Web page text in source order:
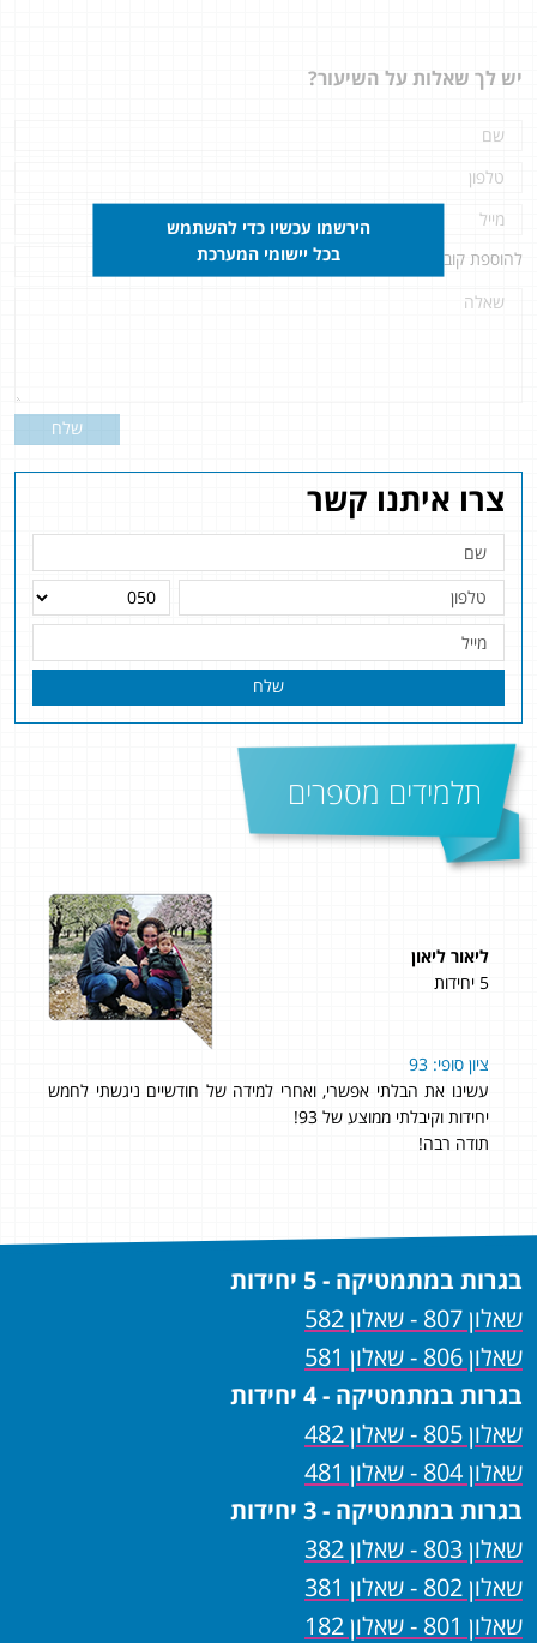
צרו איתנו קשר
שלח
תלמידים מספרים
ליאור ליאון
5 יחידות
ציון סופי: 93
עשינו את הבלתי אפשרי, ואחרי למידה של חודשיים ניגשתי לחמש
יחידות וקיבלתי ממוצע של 93!
תודה רבה!
יש לך שאלות על השיעור?
להוספת קובץ
שלח
הירשמו עכשיו כדי להשתמש
בכל יישומי המערכת
בגרות במתמטיקה - 5 יחידות
שאלון 807 - שאלון 582
שאלון 806 - שאלון 581
בגרות במתמטיקה - 4 יחידות
שאלון 805 - שאלון 482
שאלון 804 - שאלון 481
בגרות במתמטיקה - 3 יחידות
שאלון 803 - שאלון 382
שאלון 802 - שאלון 381
שאלון 801 - שאלון 182